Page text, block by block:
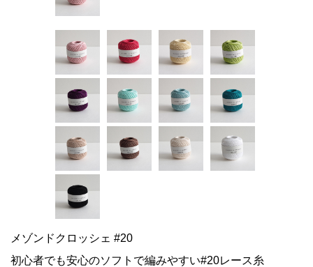
メゾンドクロッシェ #20
初心者でも安心のソフトで編みやすい#20レース糸